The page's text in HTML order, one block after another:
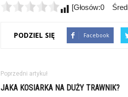
[Głosów:0
PODZIEL SIĘ Facebook
Poprzedni artykuł
JAKA KOSIARKA NA DUŻY TRAWNIK?